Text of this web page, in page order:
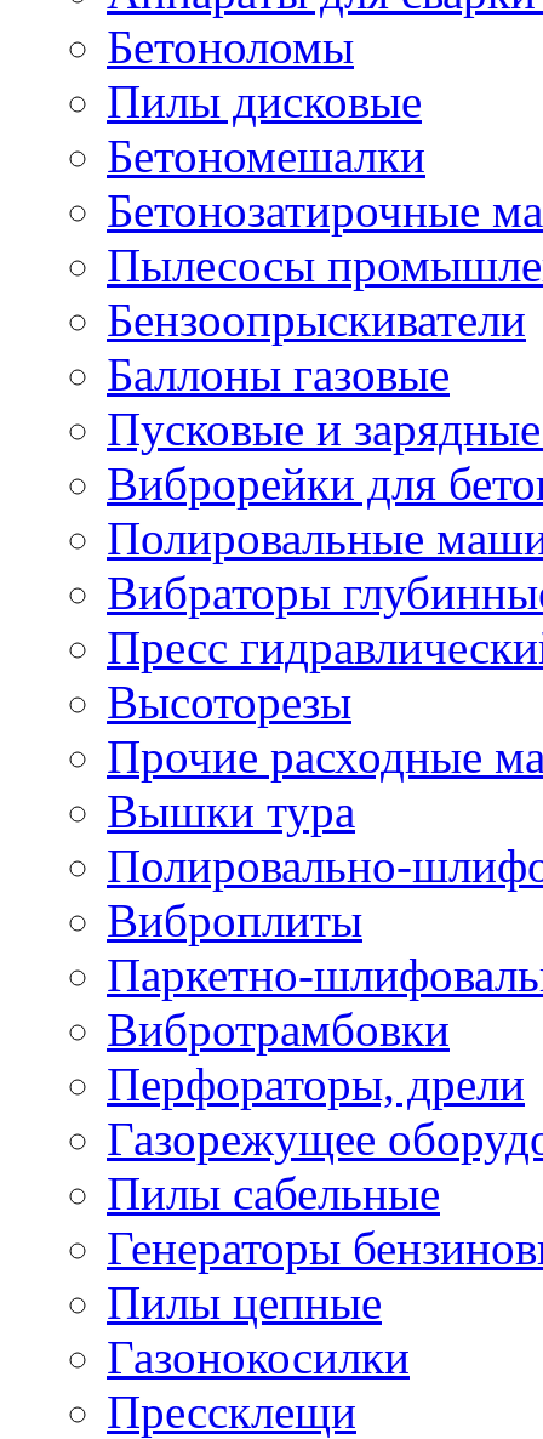
Бетоноломы
Пилы дисковые
Бетономешалки
Бетонозатирочные
Пылесосы
Бензоопрыскиватели
Баллоны газовые
Пусковые и
Виброрейки для
Полировальные
Вибраторы
Пресс
Высоторезы
Прочие расходные
Вышки тура
Полировально-
Виброплиты
Паркетно-
Вибротрамбовки
Перфораторы, дрели
Газорежущее
Пилы сабельные
Генераторы
Пилы цепные
Газонокосилки
Прессклещи